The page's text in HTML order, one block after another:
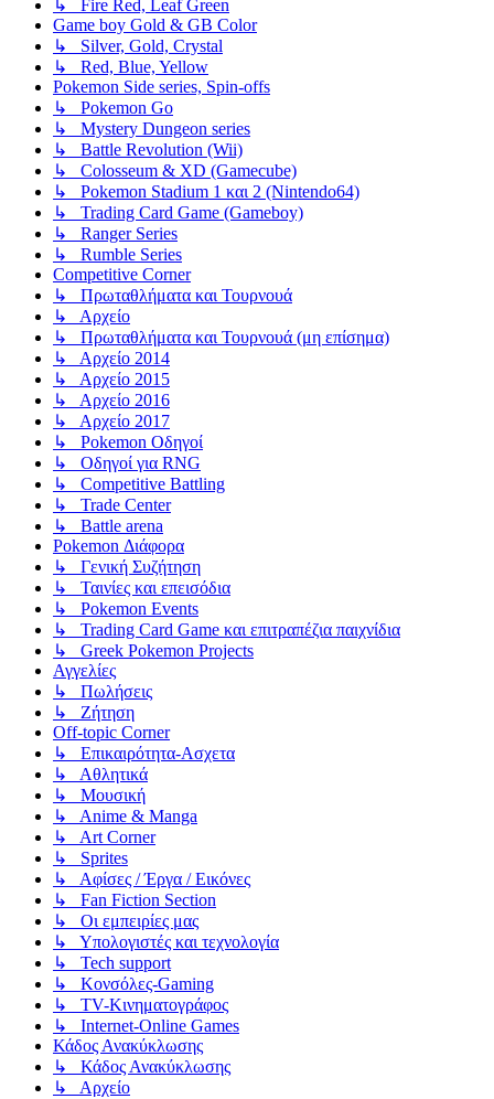
↳ Fire Red, Leaf Green
Game boy Gold & GB Color
↳ Silver, Gold, Crystal
↳ Red, Blue, Yellow
Pokemon Side series, Spin-offs
↳ Pokemon Go
↳ Mystery Dungeon series
↳ Battle Revolution (Wii)
↳ Colosseum & XD (Gamecube)
↳ Pokemon Stadium 1 και 2 (Nintendo64)
↳ Trading Card Game (Gameboy)
↳ Ranger Series
↳ Rumble Series
Competitive Corner
↳ Πρωταθλήματα και Τουρνουά
↳ Αρχείο
↳ Πρωταθλήματα και Τουρνουά (μη επίσημα)
↳ Αρχείο 2014
↳ Αρχείο 2015
↳ Αρχείο 2016
↳ Αρχείο 2017
↳ Pokemon Οδηγοί
↳ Οδηγοί για RNG
↳ Competitive Battling
↳ Trade Center
↳ Battle arena
Pokemon Διάφορα
↳ Γενική Συζήτηση
↳ Ταινίες και επεισόδια
↳ Pokemon Events
↳ Trading Card Game και επιτραπέζια παιχνίδια
↳ Greek Pokemon Projects
Αγγελίες
↳ Πωλήσεις
↳ Ζήτηση
Off-topic Corner
↳ Επικαιρότητα-Ασχετα
↳ Αθλητικά
↳ Μουσική
↳ Anime & Manga
↳ Art Corner
↳ Sprites
↳ Αφίσες / Έργα / Εικόνες
↳ Fan Fiction Section
↳ Οι εμπειρίες μας
↳ Υπολογιστές και τεχνολογία
↳ Tech support
↳ Kονσόλες-Gaming
↳ TV-Κινηματογράφος
↳ Internet-Online Games
Κάδος Ανακύκλωσης
↳ Κάδος Ανακύκλωσης
↳ Αρχείο